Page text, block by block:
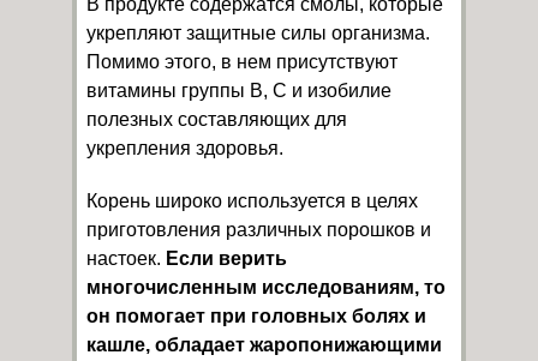
укрепляют защитные силы организма.
Помимо этого, в нем присутствуют
витамины группы В, С и изобилие
полезных составляющих для
укрепления здоровья.
Корень широко используется в целях
приготовления различных порошков и
настоек. Если верить
многочисленным исследованиям, то
он помогает при головных болях и
кашле, обладает жаропонижающими